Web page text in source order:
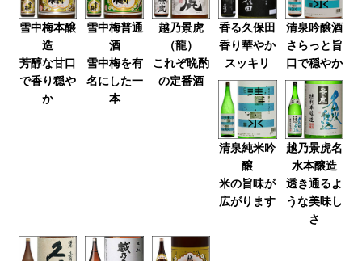
雪中梅本醸
造
芳醇な甘口
で香り穏や
か
雪中梅普通
酒
雪中梅を有
名にした一
本
越乃景虎
（龍）
これぞ晩酌
の定番酒
香る久保田
香り華やか
スッキリ
清泉吟醸酒
さらっと旨
口で穏やか
清泉純米吟
醸
米の旨味が
広がります
越乃景虎名
水本醸造
透き通るよ
うな美味し
さ